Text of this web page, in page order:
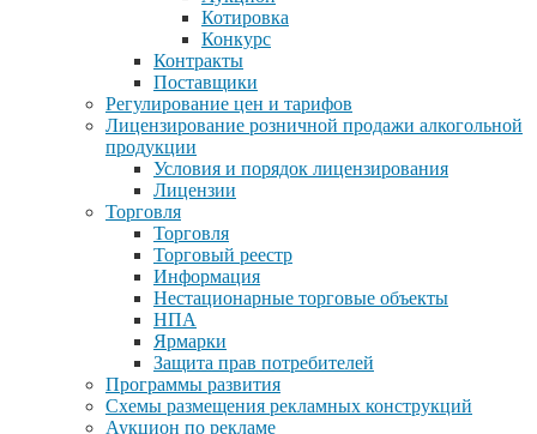
Котировка
Конкурс
Контракты
Поставщики
Регулирование цен и тарифов
Лицензирование розничной продажи алкогольной
продукции
Условия и порядок лицензирования
Лицензии
Торговля
Торговля
Торговый реестр
Информация
Нестационарные торговые объекты
НПА
Ярмарки
Защита прав потребителей
Программы развития
Схемы размещения рекламных конструкций
Аукцион по рекламе